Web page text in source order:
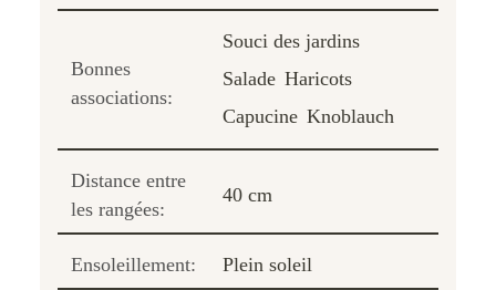
Bonnes
associations:
Souci des jardins
Salade Haricots
Capucine Knoblauch
Distance entre
les rangées:
40 cm
Ensoleillement: Plein soleil